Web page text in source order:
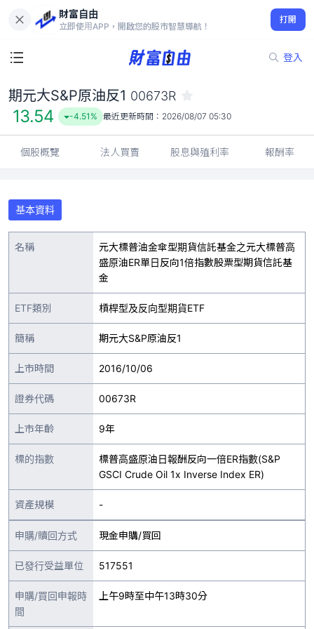
財富自由
立即使用APP，開啟您的股市智慧導航！
打開
登入
期元大S&P原油反1 00673R
13.54
-4.51%
期元大S&P原油反1 00673R
13.54 -4.51% 最近更新時間： 2026/08/07 05:30
個股概覽 法人買賣 股息與殖利率 報酬率
基本資料
名稱
元大標普油金傘型期貨信託基金之元大標普高
盛原油ER單日反向1倍指數股票型期貨信託基
金
ETF類別 槓桿型及反向型期貨ETF
簡稱 期元大S&P原油反1
上市時間 2016/10/06
證券代碼 00673R
上市年齡 9年
標的指數
標普高盛原油日報酬反向一倍ER指數(S&P
GSCI Crude Oil 1x Inverse Index ER)
資產規模 -
申購/贖回方式 現金申購/買回
已發行受益單位 517551
申購/買回申報時
間
上午9時至中午13時30分